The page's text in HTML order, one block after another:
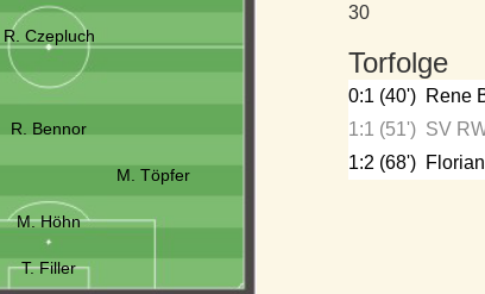
R. Czepluch
R. Bennor
M. Töpfer
M. Höhn
T. Filler
30
Torfolge
0:1 (40') Rene
1:1 (51') SV
1:2 (68')